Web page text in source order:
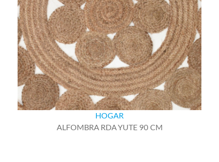
HOGAR
ALFOMBRA RDA YUTE 90 CM